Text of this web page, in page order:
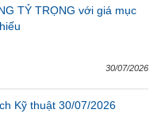
TỶ TRỌNG với giá mục
30/07/2026
Kỹ thuật 30/07/2026
Chứng chỉ quỹ Chứng
liên quan Cổ đông lớn